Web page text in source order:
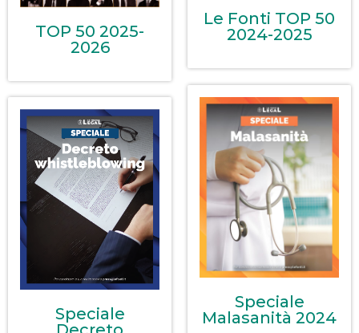
TOP 50 2025-
2026
Le Fonti TOP 50
2024-2025
Speciale
Malasanità 2024
Speciale